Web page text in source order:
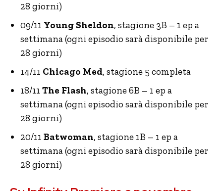
28 giorni)
09/11 Young Sheldon, stagione 3B – 1 ep a
settimana (ogni episodio sarà disponibile per
28 giorni)
14/11 Chicago Med, stagione 5 completa
18/11 The Flash, stagione 6B – 1 ep a
settimana (ogni episodio sarà disponibile per
28 giorni)
20/11 Batwoman, stagione 1B – 1 ep a
settimana (ogni episodio sarà disponibile per
28 giorni)